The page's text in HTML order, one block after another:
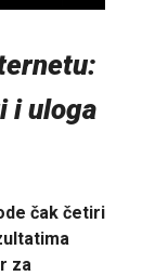
i uloga
čak četiri
za